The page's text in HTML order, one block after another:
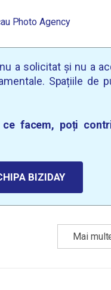
Photo Agency
a solicitat și nu a
Spațiile de
facem, poți
BIZIDAY
Mai